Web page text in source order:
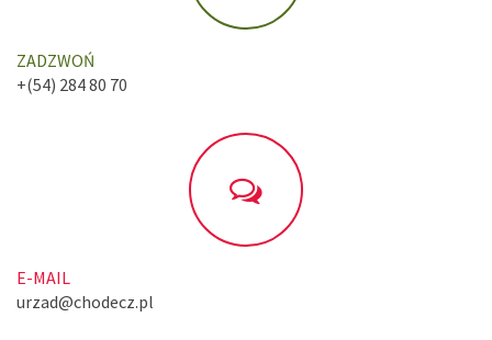
ZADZWOŃ
+(54) 284 80 70
E-MAIL
urzad@chodecz.pl